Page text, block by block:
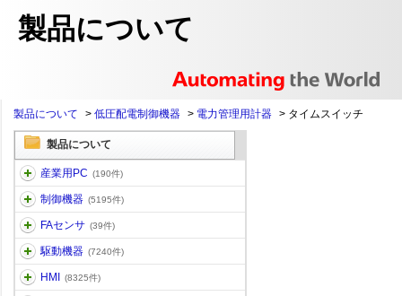
製品について
製品について > 低圧配電制御機器 > 電力管理用計器 > タイムスイッチ
製品について
産業用PC (190件)
制御機器 (5195件)
FAセンサ (39件)
駆動機器 (7240件)
HMI (8325件)